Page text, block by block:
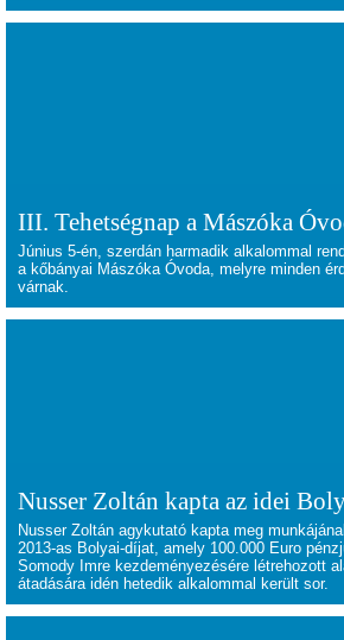
III. Tehetségnap a Mászóka
Június 5-én, szerdán harmadik alkalommal
a kőbányai Mászóka Óvoda, melyre minden
várnak.
Nusser Zoltán kapta az idei
Nusser Zoltán agykutató kapta meg
2013-as Bolyai-díjat, amely 100.000 Euro
Somody Imre kezdeményezésére létrehozott
átadására idén hetedik alkalommal került sor.